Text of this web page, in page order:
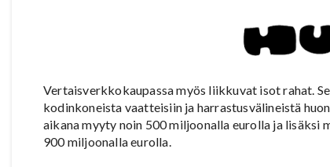
Vertaisverkkokaupassa myös liikkuvat isot rahat.
kodinkoneista vaatteisiin ja harrastusvälineistä
aikana myyty noin 500 miljoonalla eurolla ja
900 miljoonalla eurolla.